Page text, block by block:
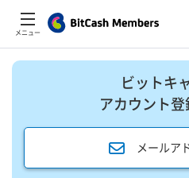
メニュー
ビットキ
アカウント登
メールア